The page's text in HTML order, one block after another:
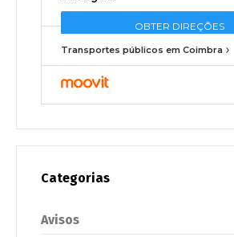
Transportes públicos em Coimbra
Categorias
Avisos